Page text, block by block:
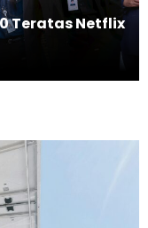
Teratas Netflix